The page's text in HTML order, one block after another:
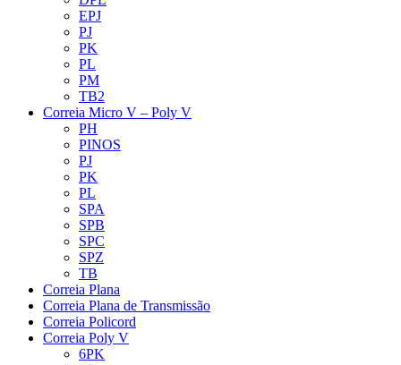
EPJ
PJ
PK
PL
PM
TB2
Correia Micro V – Poly V
PH
PINOS
PJ
PK
PL
SPA
SPB
SPC
SPZ
TB
Correia Plana
Correia Plana de Transmissão
Correia Policord
Correia Poly V
6PK